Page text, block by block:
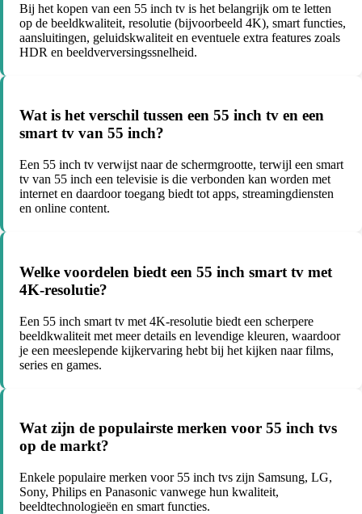
Bij het kopen van een 55 inch tv is het belangrijk om te letten
op de beeldkwaliteit, resolutie (bijvoorbeeld 4K), smart functies,
aansluitingen, geluidskwaliteit en eventuele extra features zoals
HDR en beeldverversingssnelheid.
Wat is het verschil tussen een 55 inch tv en een
smart tv van 55 inch?
Een 55 inch tv verwijst naar de schermgrootte, terwijl een smart
tv van 55 inch een televisie is die verbonden kan worden met
internet en daardoor toegang biedt tot apps, streamingdiensten
en online content.
Welke voordelen biedt een 55 inch smart tv met
4K-resolutie?
Een 55 inch smart tv met 4K-resolutie biedt een scherpere
beeldkwaliteit met meer details en levendige kleuren, waardoor
je een meeslepende kijkervaring hebt bij het kijken naar films,
series en games.
Wat zijn de populairste merken voor 55 inch tvs
op de markt?
Enkele populaire merken voor 55 inch tvs zijn Samsung, LG,
Sony, Philips en Panasonic vanwege hun kwaliteit,
beeldtechnologieën en smart functies.